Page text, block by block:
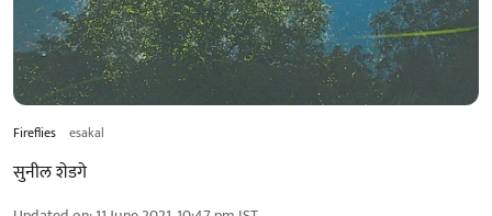
Fireflies esakal
सुनील शेडगे